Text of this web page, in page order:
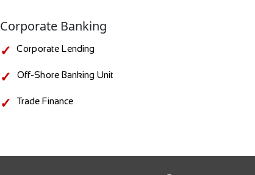
Corporate Banking
Corporate Lending
Off-Shore Banking Unit
Trade Finance